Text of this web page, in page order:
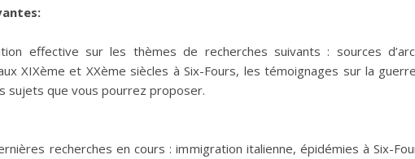
effective sur les thèmes de recherches suivants : sources
XIXème et XXème siècles à Six-Fours, les témoignages sur la
sujets que vous pourrez proposer.
recherches en cours : immigration italienne, épidémies à Six-